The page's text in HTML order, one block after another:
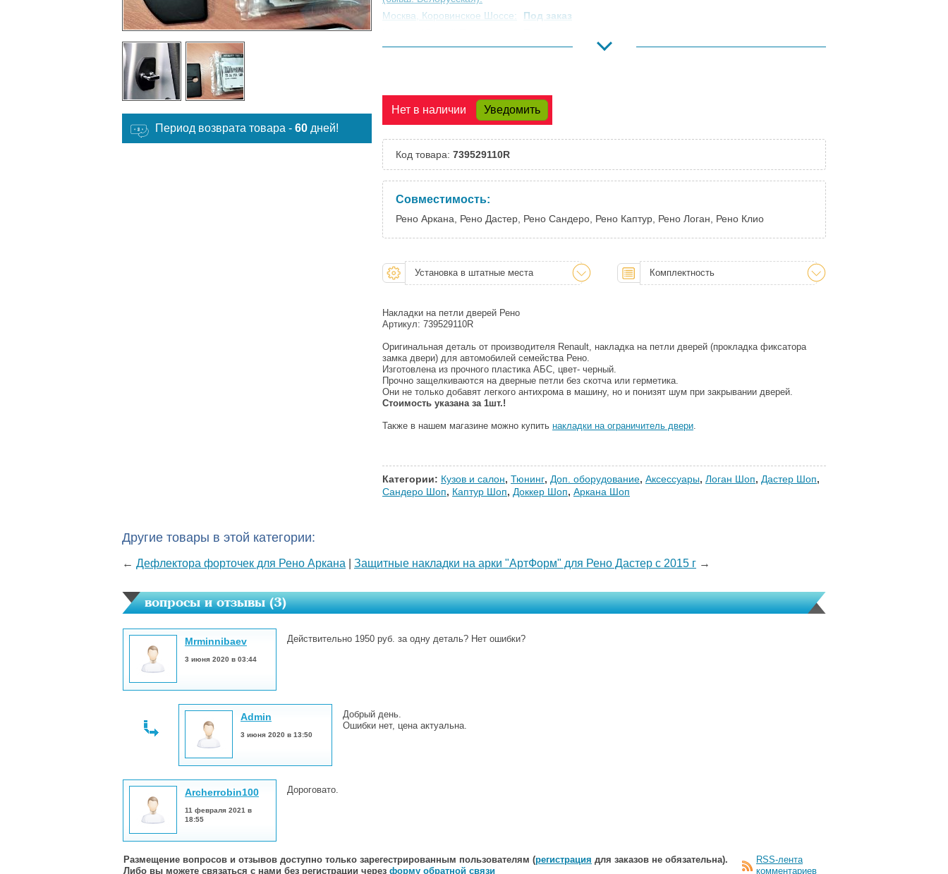
Период возврата товара - 60 дней!
Москва, Коровинское Шоссе:
Под заказ
Великий Новгород:
Под заказ
Под заказ
Тверь:
Под заказ
Челябинск:
Нет в наличии Уведомить
Код товара: 739529110R
Совместимость:
Рено Аркана, Рено Дастер, Рено Сандеро, Рено Каптур, Рено Логан, Рено Клио
Установка в штатные места Комплектность
Накладки на петли дверей Рено
Артикул: 739529110R
Оригинальная деталь от производителя Renault, накладка на петли дверей (прокладка фиксатора
замка двери) для автомобилей семейства Рено.
Изготовлена из прочного пластика АБС, цвет- черный.
Прочно защелкиваются на дверные петли без скотча или герметика.
Они не только добавят легкого антихрома в машину, но и понизят шум при закрывании дверей.
Стоимость указана за 1шт.!
Также в нашем магазине можно купить накладки на ограничитель двери.
Категории: Кузов и салон, Тюнинг, Доп. оборудование, Аксессуары, Логан Шоп, Дастер Шоп,
Сандеро Шоп, Каптур Шоп, Доккер Шоп, Аркана Шоп
Другие товары в этой категории:
← Дефлектора форточек для Рено Аркана Защитные накладки на арки "АртФорм" для Рено Дастер с 2015 г →
вопросы и отзывы (3)
Mrminnibaev
3 июня 2020 в 03:44
Действительно 1950 руб. за одну деталь? Нет ошибки?
Admin
3 июня 2020 в 13:50
Добрый день.
Ошибки нет, цена актуальна.
Archerrobin100
11 февраля 2021 в
18:55
Дороговато.
Размещение вопросов и отзывов доступно только зарегестрированным пользователям (регистрация для заказов не обязательна).
Либо вы можете связаться с нами без регистрации через форму обратной связи
RSS-лента
комментариев